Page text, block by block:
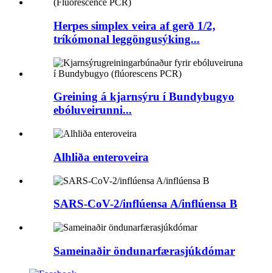
Herpes simplex veira af gerð 1/2,
tríkómonal leggöngusýking...
Greining á kjarnsýru í Bundybugyo
ebóluveirunni...
Alhliða enteroveira
SARS-CoV-2/inflúensa A/inflúensa B
Sameinaðir öndunarfærasjúkdómar